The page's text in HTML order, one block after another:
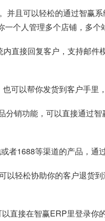
且可以轻松的通过智赢
个人管理多个店铺，多个
直接回复客户，支持邮件
可以帮你发货到客户手里
销功能，可以直接通过
1688等渠道的产品，通
轻松协助你的客户退货
直接在智赢ERP里登录你